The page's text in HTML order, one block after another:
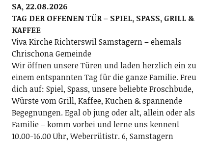
SA, 22.08.2026
TAG DER OFFENEN TÜR – SPIEL, SPASS, GRILL &
KAFFEE
Viva Kirche Richterswil Samstagern – ehemals
Chrischona Gemeinde
Wir öffnen unsere Türen und laden herzlich ein zu
einem entspannten Tag für die ganze Familie. Freu
dich auf: Spiel, Spass, unsere beliebte Froschbude,
Würste vom Grill, Kaffee, Kuchen & spannende
Begegnungen. Egal ob jung oder alt, allein oder als
Familie – komm vorbei und lerne uns kennen!
10.00-16.00 Uhr, Weberrütistr. 6, Samstagern